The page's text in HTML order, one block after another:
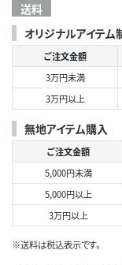
送料
オリジナルアイテム
ご注文金額
3万円未満
3万円以上
無地アイテム購入
ご注文金額
5,000円未満
5,000円以上
3万円以上
※送料は税込表示です。